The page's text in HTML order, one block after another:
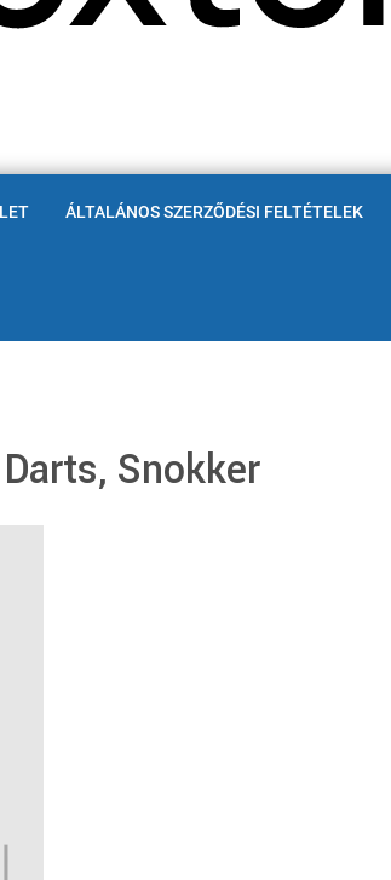
ÁLTALÁNOS SZERZŐDÉSI FELTÉTELEK
Snokker